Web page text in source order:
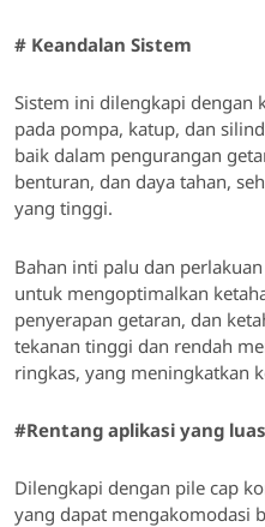
# Keandalan Sistem
Sistem ini dilengkapi dengan
pada pompa, katup, dan
baik dalam pengurangan
benturan, dan daya tahan,
yang tinggi.
Bahan inti palu dan
untuk mengoptimalkan
penyerapan getaran, dan
tekanan tinggi dan rendah
ringkas, yang meningkatkan
#Rentang aplikasi yang luas
Dilengkapi dengan pile cap
yang dapat mengakomodasi